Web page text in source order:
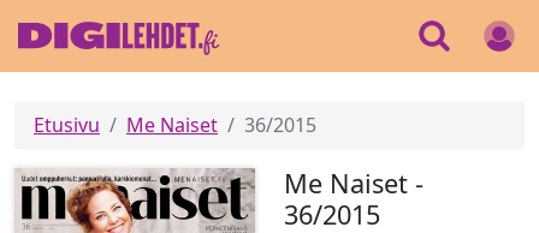
Etusivu Me Naiset 36/2015
Me Naiset -
36/2015